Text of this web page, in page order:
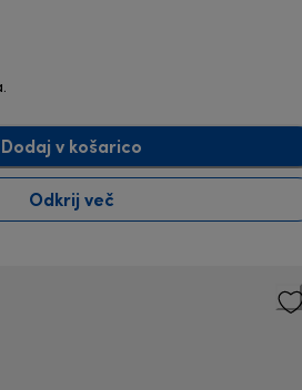
Dodaj v košarico
Odkrij več